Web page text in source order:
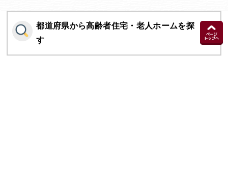
都道府県から高齢者住宅・老人ホームを探
す